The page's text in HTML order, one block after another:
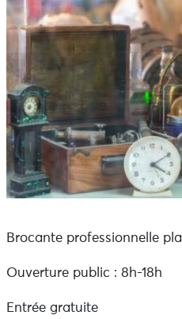
Brocante professionnelle
Ouverture public : 8h-18h
Entrée gratuite